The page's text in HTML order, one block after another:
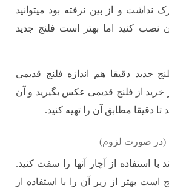
نداشت و از بین نرفته بود میتوانید
نصب کنید اما بهتر است فلنج جدید
جدید دقیقا هم اندازه فلنج قدیمی
خرید از فلنج قدیمی عکس بگیرید و آن
دقیقا مطابق آن را تهیه کنید.
با استفاده از آچار آنها را سفت کنید.
است بهتر از زیر آن را با استفاده از